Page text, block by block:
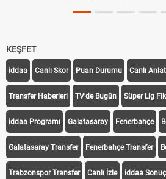
KEŞFET
iddaa Canlı Skor Puan Durumu Canlı
Transfer Haberleri TV'de Bugün Süper Lig
iddaa Programı Galatasaray Fenerbahçe
Galatasaray Transfer Fenerbahçe Transfer
Trabzonspor Transfer Canlı İzle iddaa